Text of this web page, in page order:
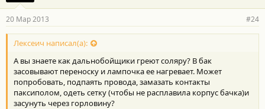
20 Мар 2013 #24
Лексеич написал(а):
А вы знаете как дальнобойщики греют соляру? В бак
засовывают переноску и лампочка ее нагревает. Может
попробовать, подпаять провода, замазать контакты
паксиполом, одеть сетку (чтобы не расплавила корпус бачка)и
засунуть через горловину?